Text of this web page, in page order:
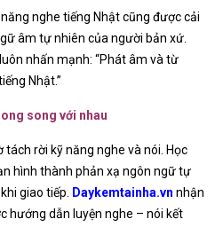
nghe tiếng Nhật cũng được cải
âm tự nhiên của người bản xứ.
luôn nhấn mạnh: “Phát âm và từ
Nhật.”
song với nhau
tách rời kỹ năng nghe và nói. Học
hình thành phản xạ ngôn ngữ tự
giao tiếp. Daykemtainha.vn nhận
hướng dẫn luyện nghe – nói kết